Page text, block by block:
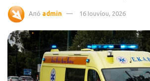
Από admin 16 Ιουνίου, 2026